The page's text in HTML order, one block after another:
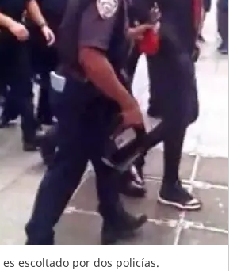
es escoltado por dos policías.